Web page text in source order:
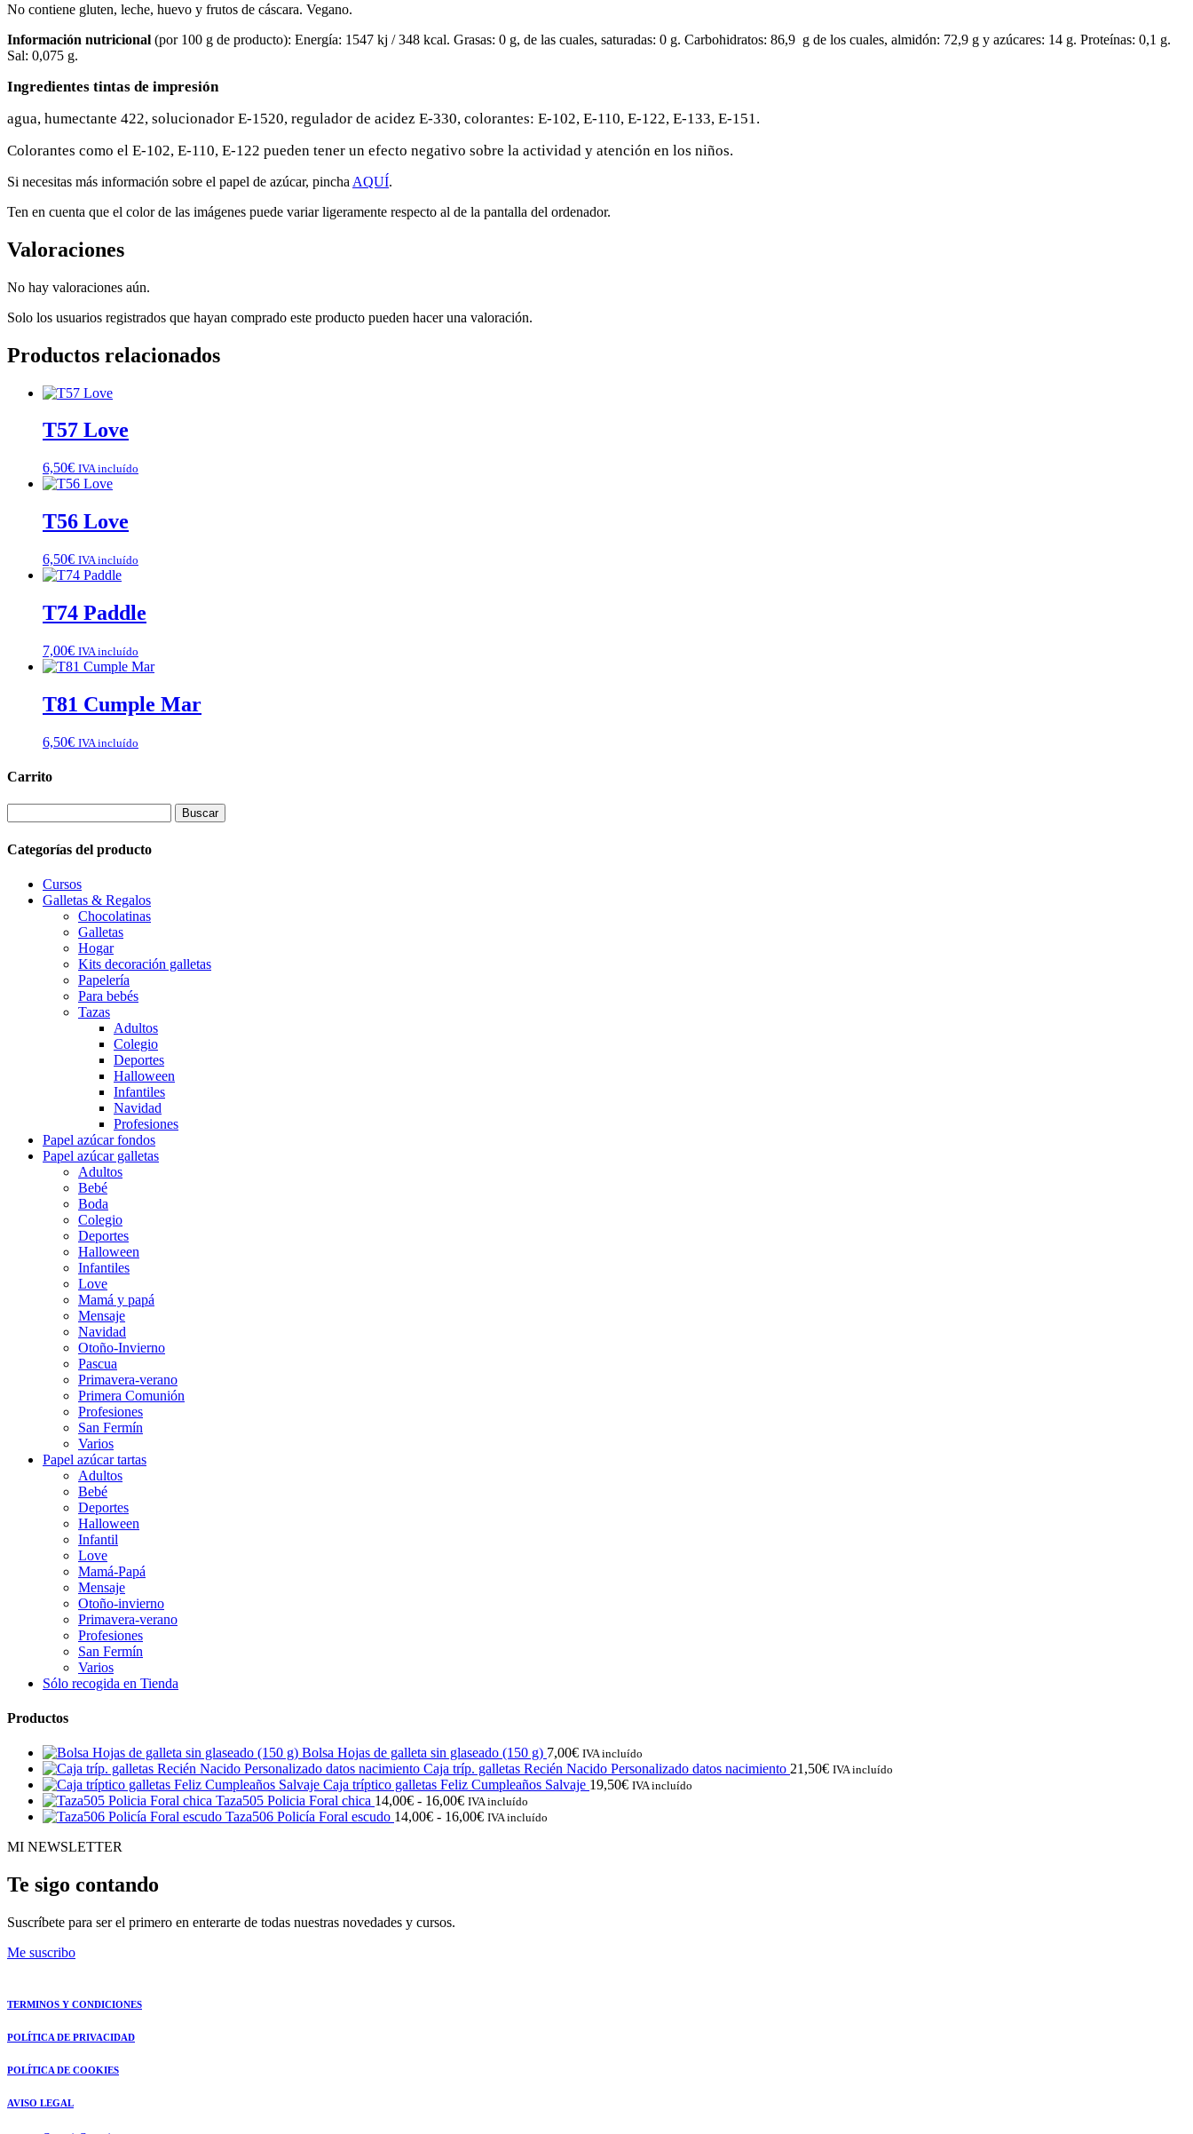
No contiene gluten, leche, huevo y frutos de cáscara. Vegano.
Información nutricional (por 100 g de producto): Energía: 1547 kj / 348 kcal. Grasas: 0 g, de las cuales, saturadas: 0 g. Carbohidratos: 86,9 g de los cuales, almidón: 72,9 g y azúcares: 14 g. Proteínas: 0,1 g.
Sal: 0,075 g.
Ingredientes tintas de impresión
agua, humectante 422, solucionador E-1520, regulador de acidez E-330, colorantes: E-102, E-110, E-122, E-133, E-151.
Colorantes como el E-102, E-110, E-122 pueden tener un efecto negativo sobre la actividad y atención en los niños.
Si necesitas más información sobre el papel de azúcar, pincha AQUÍ.
Ten en cuenta que el color de las imágenes puede variar ligeramente respecto al de la pantalla del ordenador.
Valoraciones
No hay valoraciones aún.
Solo los usuarios registrados que hayan comprado este producto pueden hacer una valoración.
Productos relacionados
T57 Love
6,50€ IVA incluído
T56 Love
6,50€ IVA incluído
T74 Paddle
7,00€ IVA incluído
T81 Cumple Mar
6,50€ IVA incluído
Carrito
Categorías del producto
Cursos
Galletas & Regalos
Chocolatinas
Galletas
Hogar
Kits decoración galletas
Papelería
Para bebés
Tazas
Adultos
Colegio
Deportes
Halloween
Infantiles
Navidad
Profesiones
Papel azúcar fondos
Papel azúcar galletas
Adultos
Bebé
Boda
Colegio
Deportes
Halloween
Infantiles
Love
Mamá y papá
Mensaje
Navidad
Otoño-Invierno
Pascua
Primavera-verano
Primera Comunión
Profesiones
San Fermín
Varios
Papel azúcar tartas
Adultos
Bebé
Deportes
Halloween
Infantil
Love
Mamá-Papá
Mensaje
Otoño-invierno
Primavera-verano
Profesiones
San Fermín
Varios
Sólo recogida en Tienda
Productos
Bolsa Hojas de galleta sin glaseado (150 g) 7,00€ IVA incluído
Caja tríp. galletas Recién Nacido Personalizado datos nacimiento 21,50€ IVA incluído
Caja tríptico galletas Feliz Cumpleaños Salvaje 19,50€ IVA incluído
Taza505 Policia Foral chica 14,00€ - 16,00€Rango
de
IVA incluído
Taza506 Policía Foral escudo 14,00€ - 16,00€Rango
IVA incluído
MI NEWSLETTER
Te sigo contando
Suscríbete para ser el primero en enterarte de todas nuestras novedades y cursos.
Me suscribo
TERMINOS Y CONDICIONES
POLÍTICA DE PRIVACIDAD
POLÍTICA DE COOKIES
AVISO LEGAL